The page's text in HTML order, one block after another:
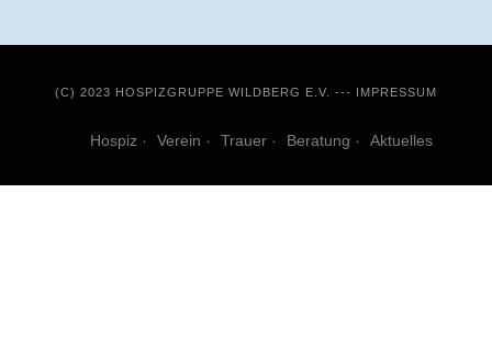
Hospiz Verein Trauer Beratung Aktuelles
(C) 2023 HOSPIZGRUPPE WILDBERG E.V. --- IMPRESSUM